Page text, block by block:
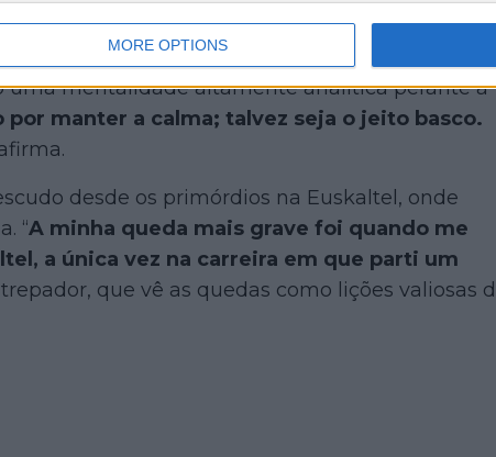
MORE OPTIONS
os momentos mais duros de uma
uma mentalidade altamente analítica perante a
por manter a calma; talvez seja o jeito basco.
desde os primórdios na Euskaltel, onde
“A minha queda mais grave foi quando me
a única vez na carreira em que parti um
que vê as quedas como lições valiosas